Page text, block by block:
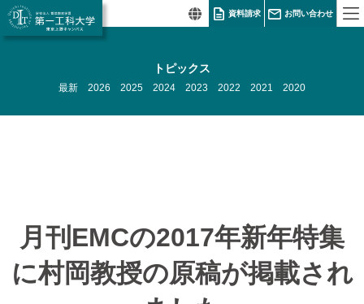
資料請求 お問い合わせ
トピックス
最新 2026 2025 2024 2023 2022 2021 2020
月刊EMCの2017年新年特集
に村岡教授の原稿が掲載され